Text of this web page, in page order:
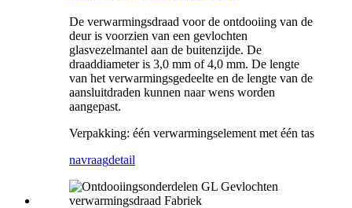
De verwarmingsdraad voor de ontdooiing van de
deur is voorzien van een gevlochten
glasvezelmantel aan de buitenzijde. De
draaddiameter is 3,0 mm of 4,0 mm. De lengte
van het verwarmingsgedeelte en de lengte van de
aansluitdraden kunnen naar wens worden
aangepast.
Verpakking: één verwarmingselement met één tas
navraagdetail